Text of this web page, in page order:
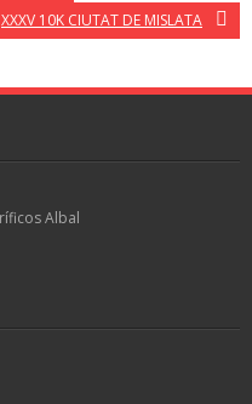
XXXV 10K CIUTAT DE MISLATA